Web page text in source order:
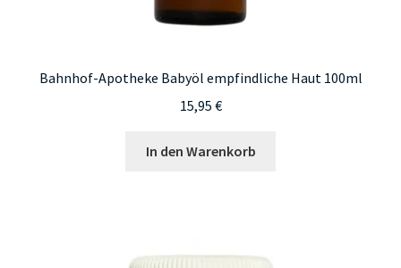
Bahnhof-Apotheke Babyöl empfindliche Haut 100ml
15,95 €
In den Warenkorb